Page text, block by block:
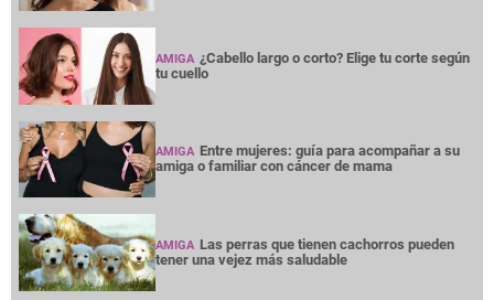
AMIGA ¿Cabello largo o corto? Elige tu corte según
tu cuello
AMIGA Entre mujeres: guía para acompañar a su
amiga o familiar con cáncer de mama
AMIGA Las perras que tienen cachorros pueden
tener una vejez más saludable